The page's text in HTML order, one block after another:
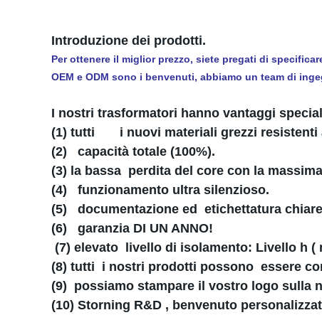
Introduzione dei prodotti.
Per ottenere il miglior prezzo, siete pregati di
OEM e ODM sono i benvenuti, abbiamo un team di
I nostri trasformatori hanno vantaggi
(1) tutti i nuovi materiali grezzi resistenti
(2) capacità totale (100%).
(3) la bassa perdita del core con la
(4) funzionamento ultra silenzioso.
(5) documentazione ed etichettatura
(6) garanzia DI UN ANNO!
(7) elevato livello di isolamento: Livello h (
(8) tutti i nostri prodotti possono essere
(9) possiamo stampare il vostro logo sulla
(10) Storning R&D , benvenuto